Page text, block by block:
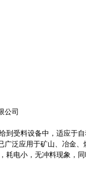
公司
受料设备中，适应于
泛应用于矿山、冶金
电小，无冲料现象，